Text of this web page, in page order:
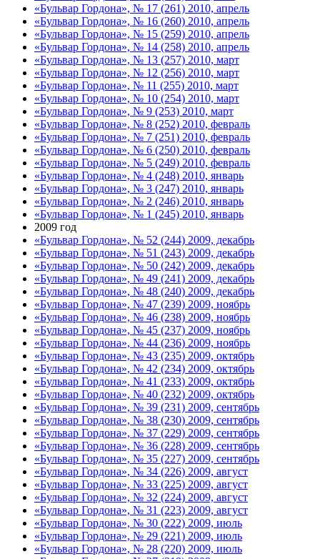
«Бульвар Гордона», № 17 (261) 2010, апрель
«Бульвар Гордона», № 16 (260) 2010, апрель
«Бульвар Гордона», № 15 (259) 2010, апрель
«Бульвар Гордона», № 14 (258) 2010, апрель
«Бульвар Гордона», № 13 (257) 2010, март
«Бульвар Гордона», № 12 (256) 2010, март
«Бульвар Гордона», № 11 (255) 2010, март
«Бульвар Гордона», № 10 (254) 2010, март
«Бульвар Гордона», № 9 (253) 2010, март
«Бульвар Гордона», № 8 (252) 2010, февраль
«Бульвар Гордона», № 7 (251) 2010, февраль
«Бульвар Гордона», № 6 (250) 2010, февраль
«Бульвар Гордона», № 5 (249) 2010, февраль
«Бульвар Гордона», № 4 (248) 2010, январь
«Бульвар Гордона», № 3 (247) 2010, январь
«Бульвар Гордона», № 2 (246) 2010, январь
«Бульвар Гордона», № 1 (245) 2010, январь
2009 год
«Бульвар Гордона», № 52 (244) 2009, декабрь
«Бульвар Гордона», № 51 (243) 2009, декабрь
«Бульвар Гордона», № 50 (242) 2009, декабрь
«Бульвар Гордона», № 49 (241) 2009, декабрь
«Бульвар Гордона», № 48 (240) 2009, декабрь
«Бульвар Гордона», № 47 (239) 2009, ноябрь
«Бульвар Гордона», № 46 (238) 2009, ноябрь
«Бульвар Гордона», № 45 (237) 2009, ноябрь
«Бульвар Гордона», № 44 (236) 2009, ноябрь
«Бульвар Гордона», № 43 (235) 2009, октябрь
«Бульвар Гордона», № 42 (234) 2009, октябрь
«Бульвар Гордона», № 41 (233) 2009, октябрь
«Бульвар Гордона», № 40 (232) 2009, октябрь
«Бульвар Гордона», № 39 (231) 2009, сентябрь
«Бульвар Гордона», № 38 (230) 2009, сентябрь
«Бульвар Гордона», № 37 (229) 2009, сентябрь
«Бульвар Гордона», № 36 (228) 2009, сентябрь
«Бульвар Гордона», № 35 (227) 2009, сентябрь
«Бульвар Гордона», № 34 (226) 2009, август
«Бульвар Гордона», № 33 (225) 2009, август
«Бульвар Гордона», № 32 (224) 2009, август
«Бульвар Гордона», № 31 (223) 2009, август
«Бульвар Гордона», № 30 (222) 2009, июль
«Бульвар Гордона», № 29 (221) 2009, июль
«Бульвар Гордона», № 28 (220) 2009, июль